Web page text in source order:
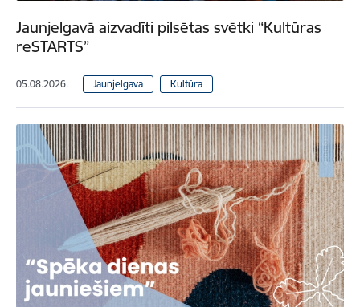
Jaunjelgavā aizvadīti pilsētas svētki “Kultūras
reSTARTS”
05.08.2026. Jaunjelgava Kultūra